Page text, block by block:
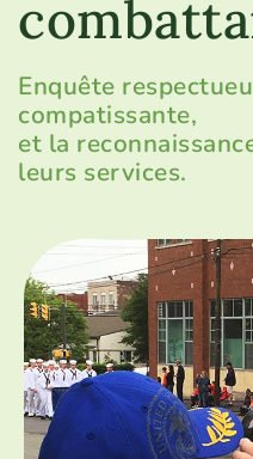
Enquête
compatissante,
et la
leurs services.